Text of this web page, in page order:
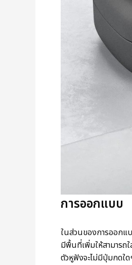
การออกแบบ
ในส่วนของการออกแ
มีพื้นที่เพิ่มให้สามารถ
ตัวหูฟังจะไม่มีปุ่มกดใ